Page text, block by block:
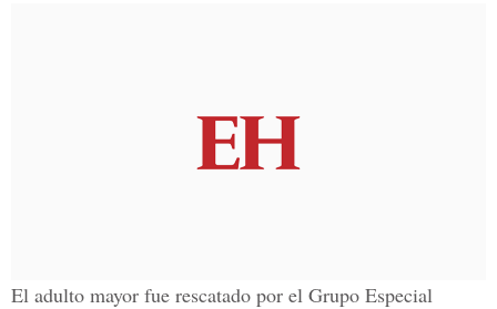
El adulto mayor fue rescatado por el Grupo Especial